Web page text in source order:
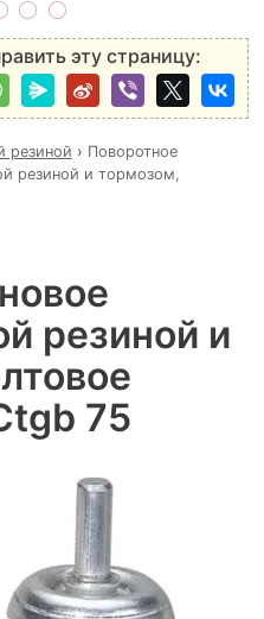
эту страницу:
резиной › Поворотное
резиной и тормозом,
резиной и
75